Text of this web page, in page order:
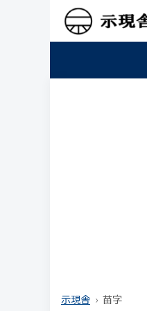
示現舎 苗字